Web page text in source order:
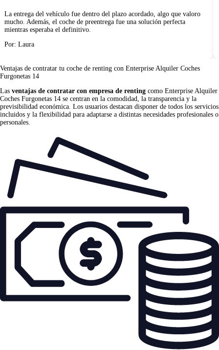
La entrega del vehículo fue dentro del plazo acordado, algo que valoro
mucho. Además, el coche de preentrega fue una solución perfecta
mientras esperaba el definitivo.
Por: Laura
Ventajas de contratar tu coche de renting con Enterprise Alquiler Coches
Furgonetas 14
Las ventajas de contratar con empresa de renting como Enterprise Alquiler
Coches Furgonetas 14 se centran en la comodidad, la transparencia y la
previsibilidad económica. Los usuarios destacan disponer de todos los servicios
incluidos y la flexibilidad para adaptarse a distintas necesidades profesionales o
personales.